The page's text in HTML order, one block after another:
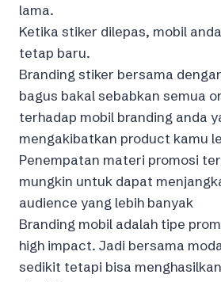
lama.
Ketika stiker dilepas, mobil
tetap baru.
Branding stiker bersama
bagus bakal sebabkan semua
terhadap mobil branding anda
mengakibatkan product kamu
Penempatan materi promosi
mungkin untuk dapat
audience yang lebih banyak
Branding mobil adalah tipe
high impact. Jadi bersama
sedikit tetapi bisa